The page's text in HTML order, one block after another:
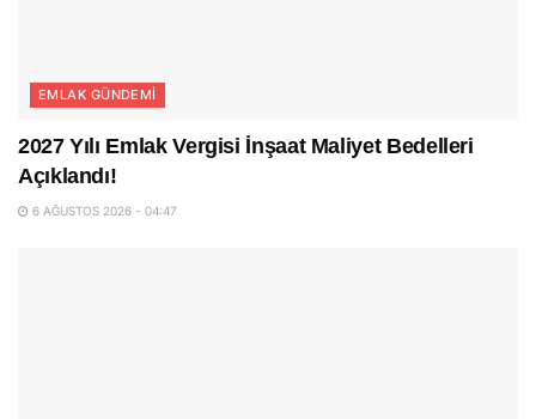
EMLAK GÜNDEMI
2027 Yılı Emlak Vergisi İnşaat Maliyet Bedelleri
Açıklandı!
6 AĞUSTOS 2026 - 04:47